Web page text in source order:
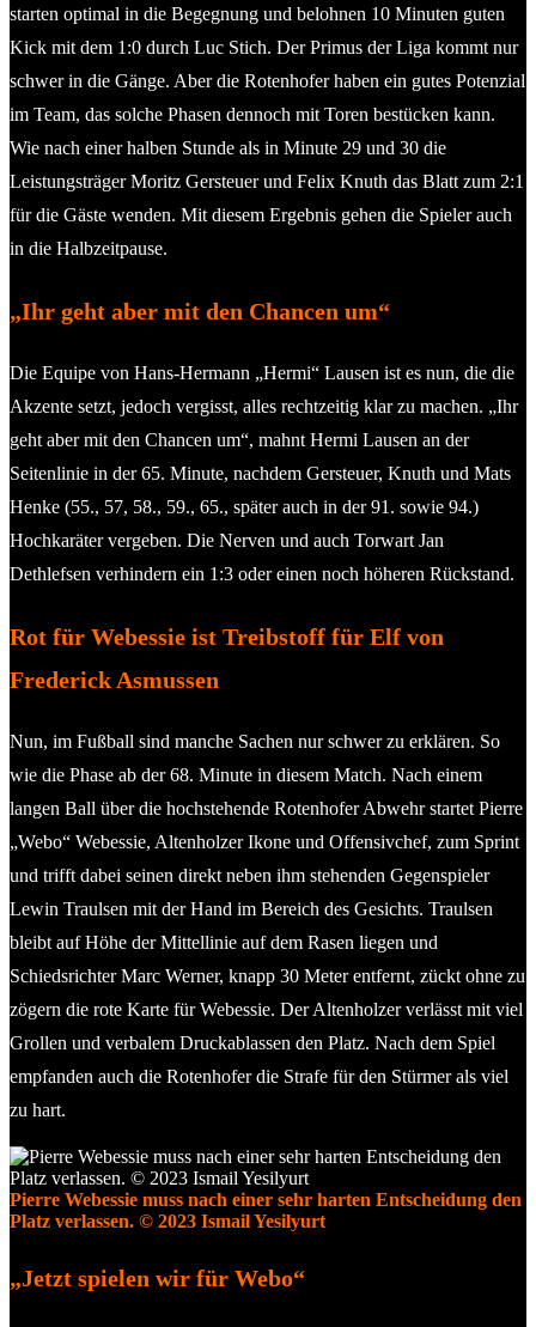
starten optimal in die Begegnung und belohnen 10 Minuten guten
Kick mit dem 1:0 durch Luc Stich. Der Primus der Liga kommt nur
schwer in die Gänge. Aber die Rotenhofer haben ein gutes Potenzial
im Team, das solche Phasen dennoch mit Toren bestücken kann.
Wie nach einer halben Stunde als in Minute 29 und 30 die
Leistungsträger Moritz Gersteuer und Felix Knuth das Blatt zum 2:1
für die Gäste wenden. Mit diesem Ergebnis gehen die Spieler auch
in die Halbzeitpause.
„Ihr geht aber mit den Chancen um“
Die Equipe von Hans-Hermann „Hermi“ Lausen ist es nun, die die
Akzente setzt, jedoch vergisst, alles rechtzeitig klar zu machen. „Ihr
geht aber mit den Chancen um“, mahnt Hermi Lausen an der
Seitenlinie in der 65. Minute, nachdem Gersteuer, Knuth und Mats
Henke (55., 57, 58., 59., 65., später auch in der 91. sowie 94.)
Hochkaräter vergeben. Die Nerven und auch Torwart Jan
Dethlefsen verhindern ein 1:3 oder einen noch höheren Rückstand.
Rot für Webessie ist Treibstoff für Elf von
Frederick Asmussen
Nun, im Fußball sind manche Sachen nur schwer zu erklären. So
wie die Phase ab der 68. Minute in diesem Match. Nach einem
langen Ball über die hochstehende Rotenhofer Abwehr startet Pierre
„Webo“ Webessie, Altenholzer Ikone und Offensivchef, zum Sprint
und trifft dabei seinen direkt neben ihm stehenden Gegenspieler
Lewin Traulsen mit der Hand im Bereich des Gesichts. Traulsen
bleibt auf Höhe der Mittellinie auf dem Rasen liegen und
Schiedsrichter Marc Werner, knapp 30 Meter entfernt, zückt ohne zu
zögern die rote Karte für Webessie. Der Altenholzer verlässt mit viel
Grollen und verbalem Druckablassen den Platz. Nach dem Spiel
empfanden auch die Rotenhofer die Strafe für den Stürmer als viel
zu hart.
Pierre Webessie muss nach einer sehr harten Entscheidung den
Platz verlassen. © 2023 Ismail Yesilyurt
„Jetzt spielen wir für Webo“